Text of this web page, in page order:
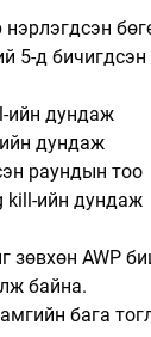
нэрлэгдсэн
5-д
ийн дундаж
дундаж
раундын тоо
kill-ийн дундаж
зөвхөн AWP
байна.
бага